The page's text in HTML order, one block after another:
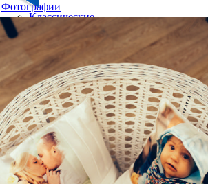
доставки
из списка:
Фотографии
Классические
фото
10х10
10х15
13х18
15х15
15х20
20х20
20х30
30х40
А4
Фото
в